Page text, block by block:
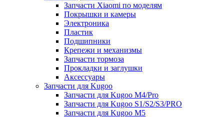
Запчасти Xiaomi по моделям
Покрышки и камеры
Электроника
Пластик
Подшипники
Крепежи и механизмы
Запчасти тормоза
Прокладки и заглушки
Аксессуары
Запчасти для Kugoo
Запчасти для Kugoo M4/Pro
Запчасти для Kugoo S1/S2/S3/PRO
Запчасти для Kugoo M5